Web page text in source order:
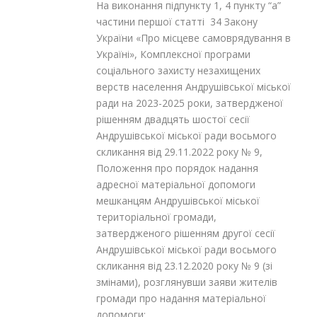
На виконання підпункту 1, 4 пункту “а”
частини першої статті 34 Закону
України «Про місцеве самоврядування в
Україні», Комплексної програми
соціального захисту незахищених
верств населення Андрушівської міської
ради на 2023-2025 роки, затвердженої
рішенням двадцять шостої сесії
Андрушівської міської ради восьмого
скликання від 29.11.2022 року № 9,
Положення про порядок надання
адресної матеріальної допомоги
мешканцям Андрушівської міської
територіальної громади,
затвердженого рішенням другої сесії
Андрушівської міської ради восьмого
скликання від 23.12.2020 року № 9 (зі
змінами), розглянувши заяви жителів
громади про надання матеріальної